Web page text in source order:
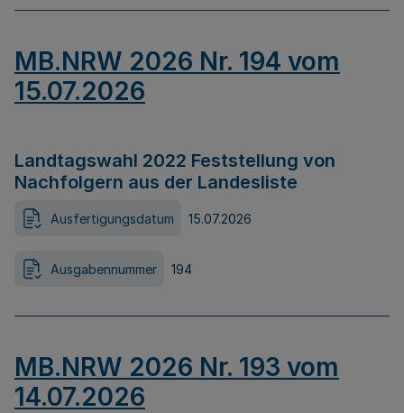
MB.NRW 2026 Nr. 194 vom
15.07.2026
Landtagswahl 2022 Feststellung von
Nachfolgern aus der Landesliste
Ausfertigungsdatum 15.07.2026
Ausgabennummer 194
MB.NRW 2026 Nr. 193 vom
14.07.2026